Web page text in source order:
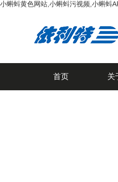
小蝌蚪黄色网站,小蝌蚪污视频,小蝌蚪
首页 关